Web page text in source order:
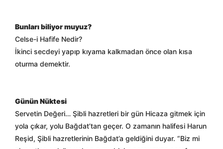
Bunları biliyor muyuz?
Celse-i Hafife Nedir?
İkinci secdeyi yapıp kıyama kalkmadan önce olan kısa
oturma demektir.
Günün Nüktesi
Servetin Değeri… Şibli hazretleri bir gün Hicaza gitmek için
yola çıkar, yolu Bağdat’tan geçer. O zamanın halifesi Harun
Reşid, Şibli hazretlerinin Bağdat’a geldiğini duyar. “Biz mi